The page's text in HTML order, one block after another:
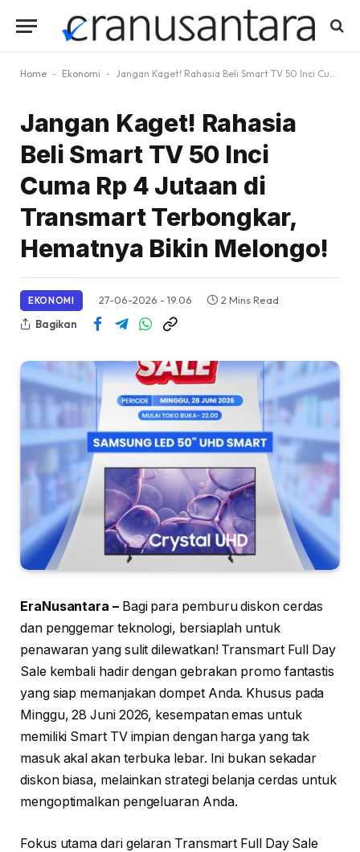
Home - Ekonomi - Jangan Kaget! Rahasia Beli Smart TV 50 Inci Cuma Rp 4 Jutaan di Transmart Terbongkar, Hematnya Bikin Melongo!
Jangan Kaget! Rahasia
Beli Smart TV 50 Inci
Cuma Rp 4 Jutaan di
Transmart Terbongkar,
Hematnya Bikin Melongo!
EKONOMI 27-06-2026 - 19.06
2 Mins Read
Bagikan
EraNusantara –Bagi para pemburu diskon cerdas
dan penggemar teknologi, bersiaplah untuk
penawaran yang sulit dilewatkan! Transmart Full Day
Sale kembali hadir dengan gebrakan promo fantastis
yang siap memanjakan dompet Anda. Khusus pada
Minggu, 28 Juni 2026, kesempatan emas untuk
memiliki Smart TV impian dengan harga yang tak
masuk akal akan terbuka lebar. Ini bukan sekadar
diskon biasa, melainkan strategi belanja cerdas untuk
mengoptimalkan pengeluaran Anda.
Fokus utama dari gelaran Transmart Full Day Sale